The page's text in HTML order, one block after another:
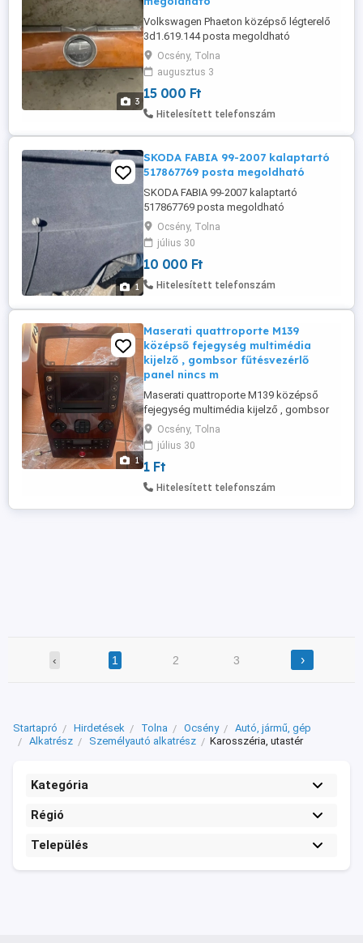
3
Volkswagen Phaeton középső légterelő
3d1.619.144 posta megoldható
Ocsény, Tolna
augusztus 3
15 000 Ft
Hitelesített telefonszám
1
SKODA FABIA 99-2007 kalaptartó
517867769 posta megoldható
SKODA FABIA 99-2007 kalaptartó
517867769 posta megoldható
Ocsény, Tolna
július 30
10 000 Ft
Hitelesített telefonszám
1
Maserati quattroporte M139
középső fejegység multimédia
kijelző , gombsor fűtésvezérlő
panel nincs m
Maserati quattroporte M139 középső
fejegység multimédia kijelző , gombsor
fűtésvezérlő panel nincs már benne ár
után érdeklődj posta megoldható
Ocsény, Tolna
július 30
1 Ft
Hitelesített telefonszám
‹ 1 2 3 ›
Startapró Hirdetések Tolna Ocsény
Autó, jármű, gép
Alkatrész
Személyautó alkatrész Karosszéria, utastér
Kategória
Régió
Település